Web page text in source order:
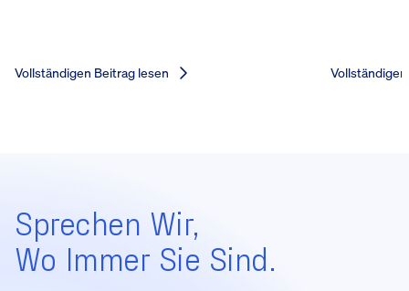
Vollständigen Beitrag lesen
Sprechen Wir,
Wo Immer Sie Sind.